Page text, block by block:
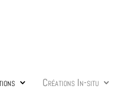
Créations In-situ